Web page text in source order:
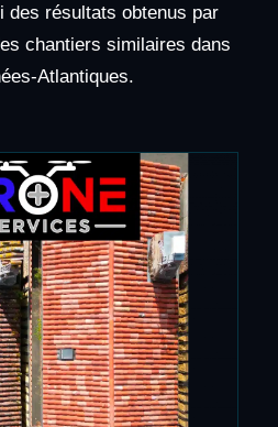
résultats obtenus par
chantiers similaires dans
Atlantiques.